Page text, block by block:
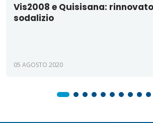
Vis2008 e Quisisana:
sodalizio
05 AGOSTO 2020